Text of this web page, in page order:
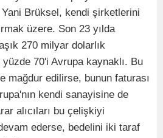
Yani Brüksel, kendi şirketlerini
üzere. Son 23 yılda
270 milyar dolarlık
yüzde 70'i Avrupa kaynaklı. Bu
mağdur edilirse, bunun faturası
kendi sanayisine de
alıcıları bu çelişkiyi
ederse, bedelini iki taraf